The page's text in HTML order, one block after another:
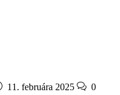
11. februára 2025
0